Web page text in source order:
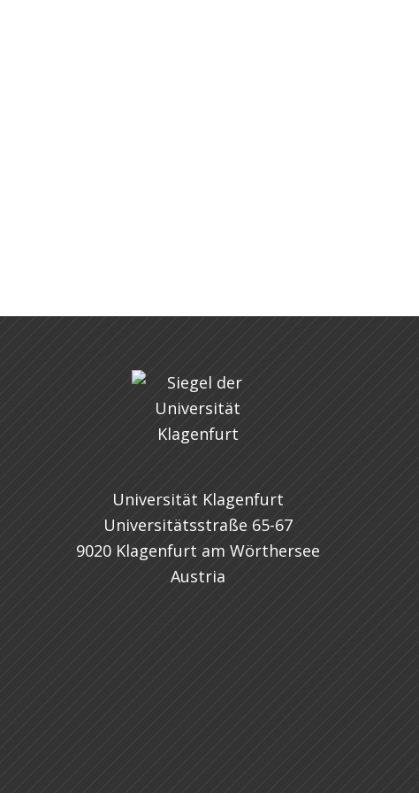
Universität Klagenfurt
Universitätsstraße 65-67
9020 Klagenfurt am Wörthersee
Austria